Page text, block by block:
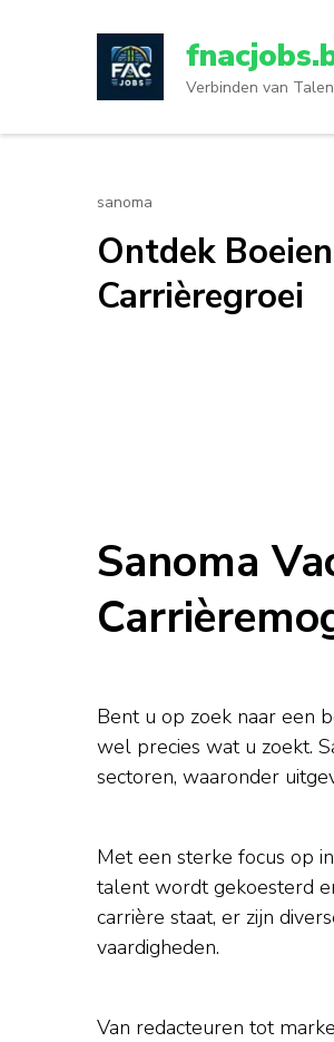
op
Verbinden van
sanoma
Ontdek
Carrièregroei
Sanoma
Bent u op zoek naar een
wel precies wat u zoekt.
sectoren, waaronder
Met een sterke focus op
talent wordt gekoesterd
carrière staat, er zijn
vaardigheden.
Van redacteuren tot